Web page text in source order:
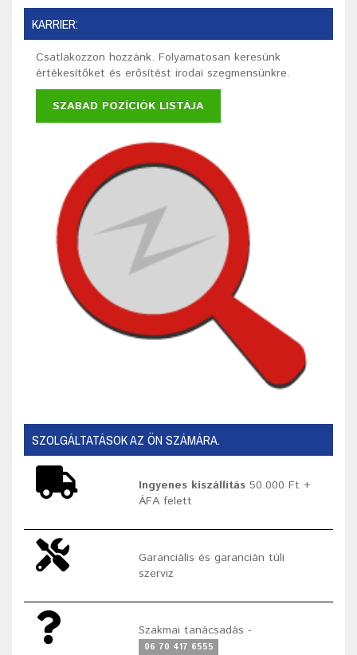
KARRIER:
Csatlakozzon hozzánk. Folyamatosan keresünk
értékesítőket és erősítést irodai szegmensünkre.
SZABAD POZÍCIÓK LISTÁJA
SZOLGÁLTATÁSOK AZ ÖN SZÁMÁRA.
Ingyenes kiszállítás 50.000 Ft +
ÁFA felett
Garanciális és garancián túli
szerviz
Szakmai tanácsadás -
06 70 417 6555